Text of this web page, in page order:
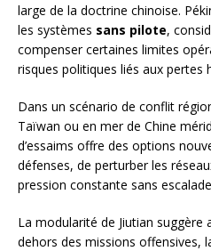
large de la doctrine chinoise.
les systèmes sans pilote,
compenser certaines limites
risques politiques liés aux pertes
Dans un scénario de conflit
Taïwan ou en mer de Chine
d’essaims offre des options
défenses, de perturber les
pression constante sans
La modularité de Jiutian suggère
dehors des missions offensives,